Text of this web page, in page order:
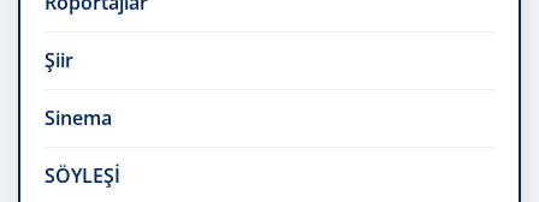
Şiir
Sinema
SÖYLEŞİ